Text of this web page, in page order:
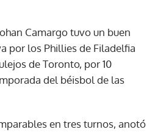
Camargo tuvo un buen
por los Phillies de Filadelfia
de Toronto, por 10
del béisbol de las
en tres turnos, anotó